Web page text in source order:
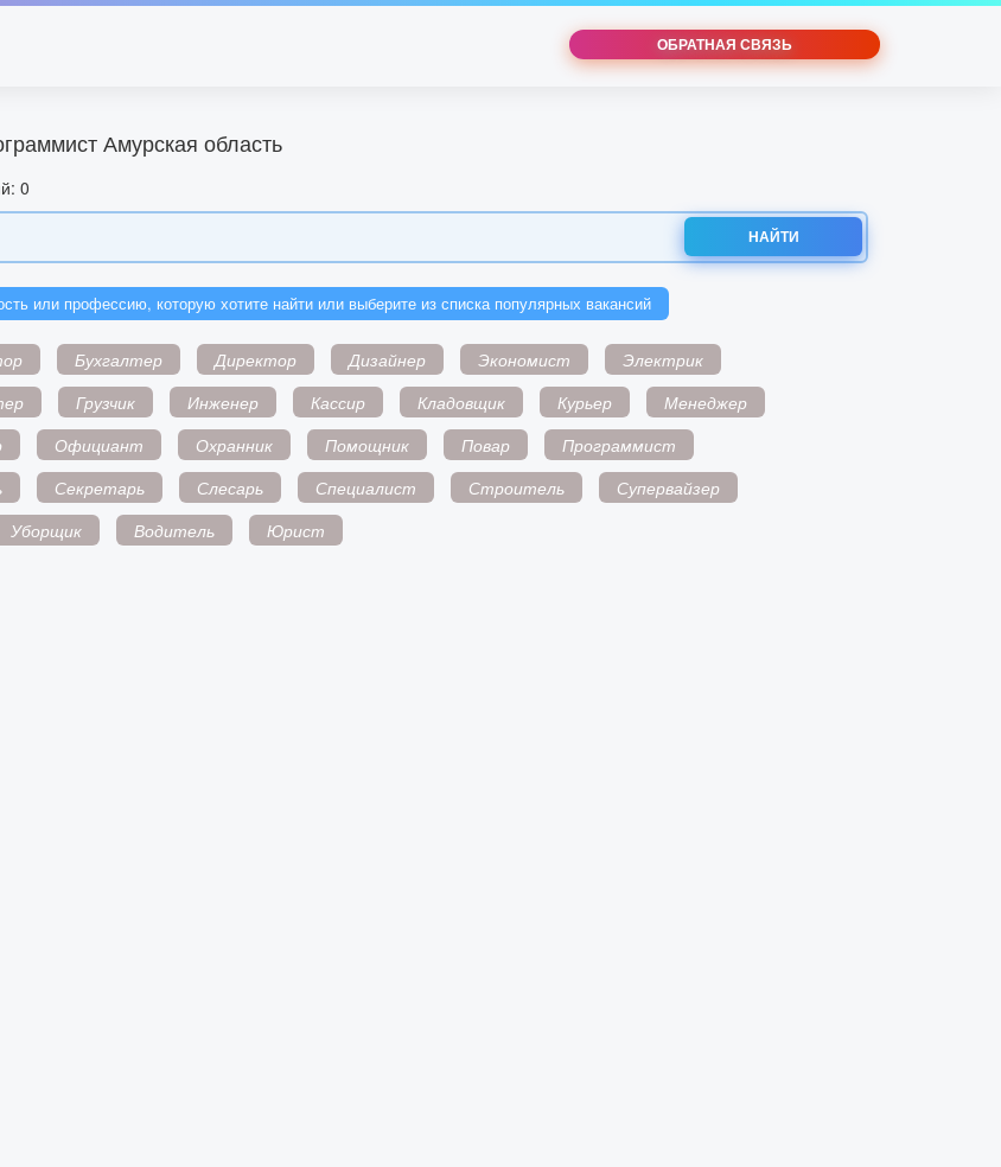
ОБРАТНАЯ СВЯЗЬ
Амурская область
0
НАЙТИ
или профессию, которую хотите найти или выберите из списка популярных вакансий
Бухгалтер Директор Дизайнер Экономист
Электрик
Грузчик Инженер Кассир Кладовщик Курьер
Менеджер
Официант Охранник Помощник Повар
Программист
Секретарь Слесарь Специалист Строитель
Супервайзер
Уборщик Водитель Юрист